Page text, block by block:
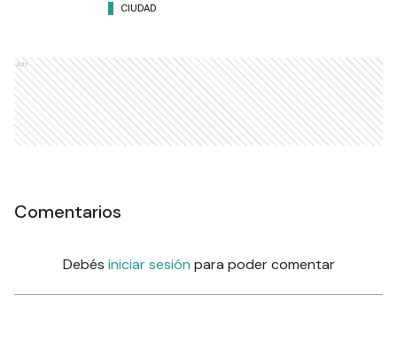
CIUDAD
Ads
Comentarios
Debés iniciar sesión para poder comentar